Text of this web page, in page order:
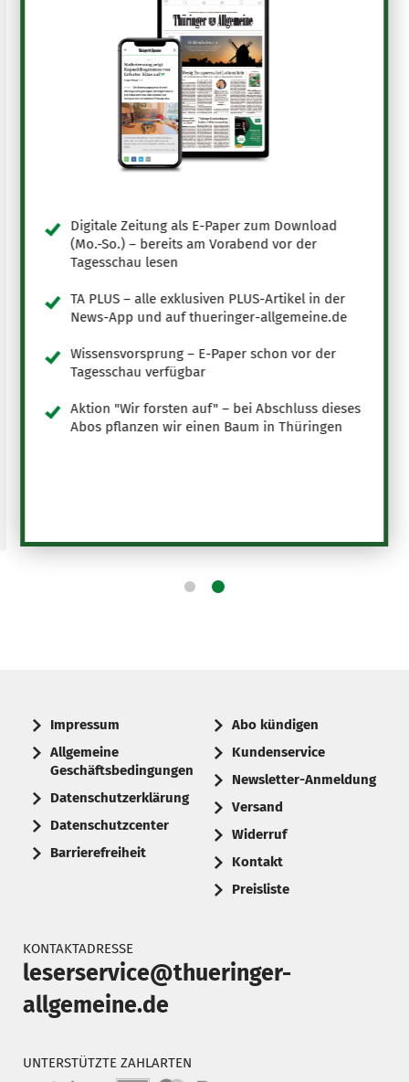
Digitale Zeitung als E-Paper zum Download
(Mo.-So.) – bereits am Vorabend vor der
Tagesschau lesen
TA PLUS – alle exklusiven PLUS-Artikel in der
News-App und auf thueringer-allgemeine.de
Wissensvorsprung – E-Paper schon vor der
Tagesschau verfügbar
Aktion "Wir forsten auf" – bei Abschluss dieses
Abos pflanzen wir einen Baum in Thüringen
Impressum
Allgemeine
Geschäftsbedingungen
Datenschutzerklärung
Datenschutzcenter
Barrierefreiheit
Abo kündigen
Kundenservice
Newsletter-Anmeldung
Versand
Widerruf
Kontakt
Preisliste
KONTAKTADRESSE
leserservice@thueringer-
allgemeine.de
UNTERSTÜTZTE ZAHLARTEN